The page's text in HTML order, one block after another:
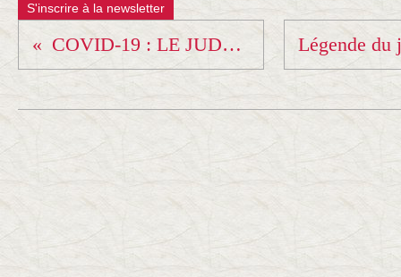
S'inscrire à la newsletter
COVID-19 : LE JUDO S'ADAPTE - LA SÉANCE DU 06 MAI